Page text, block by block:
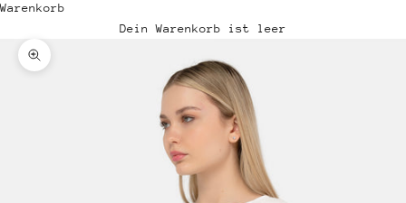
Warenkorb
Dein Warenkorb ist leer
Bild vergrößern